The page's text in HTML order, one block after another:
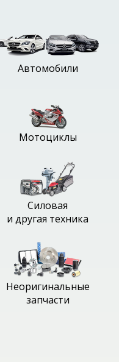
Автомобили
Мотоциклы
Силовая
и другая техника
Неоригинальные
запчасти